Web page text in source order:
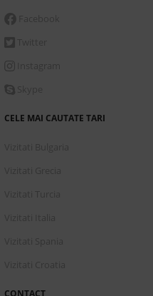
CELE MAI CAUTATE TARI